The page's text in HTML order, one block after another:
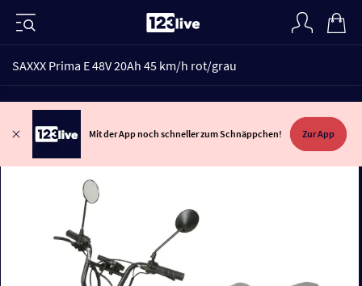
SAXXX Prima E 48V 20Ah 45 km/h rot/grau
Mit der App noch schneller zum Schnäppchen! Zur App